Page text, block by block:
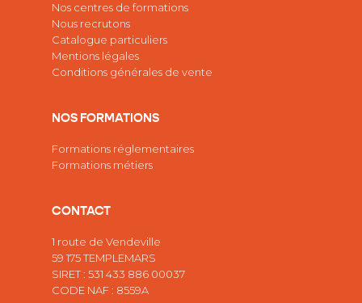
Nos centres de formations
Nous recrutons
Catalogue particuliers
Mentions légales
Conditions générales de vente
NOS FORMATIONS
Formations réglementaires
Formations métiers
CONTACT
1 route de Vendeville
59 175 TEMPLEMARS
SIRET : 531 433 886 00037
CODE NAF : 8559A